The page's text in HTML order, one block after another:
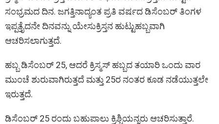
b
o
o
k
er di
t
s
A
p
n
g
Li
n
es
t
e
ಸಂಭ್ರಮದ ದಿನ. ಜಗತ್ತಿನಾದ್ಯಂತ ಪ್ರತಿ ವರ್ಷದ ಡಿಸೆಂಬರ್ ತಿಂಗಳ
ಇಪ್ಪತ್ತೈದನೇ ದಿನವನ್ನು ಯೇಸುಕ್ರಿಸ್ತನ ಹುಟ್ಟುಹಬ್ಬವಾಗಿ
ಆಚರಿಸಲಾಗುತ್ತದೆ.
ಹಬ್ಬ ಡಿಸೆಂಬರ್ 25, ಆದರೆ ಕ್ರಿಸ್ಮಸ್ ಹಬ್ಬದ ತಯಾರಿ ಒಂದು ವಾರ
ಮುಂಚೆ ಶುರುವಾಗಿರುತ್ತದೆ ಮತ್ತು 25ರ ನಂತರ ಕೂಡ ನಡೆಯುತ್ತಲೇ
ಇರುತ್ತದೆ.
ಡಿಸೆಂಬರ್ 25 ರಂದು ಬಹುಪಾಲು ಕ್ರಿಶ್ಚಿಯನ್ನರು ಆಚರಿಸುತ್ತಾರೆ.